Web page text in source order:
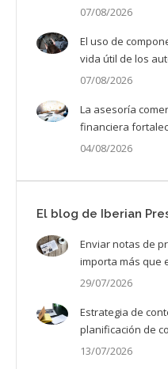
07/08/2026
El uso de
vida útil de los
07/08/2026
La asesoría
financiera
04/08/2026
El blog de Iberian
Enviar notas de
importa más que
29/07/2026
Estrategia de
planificación de
13/07/2026